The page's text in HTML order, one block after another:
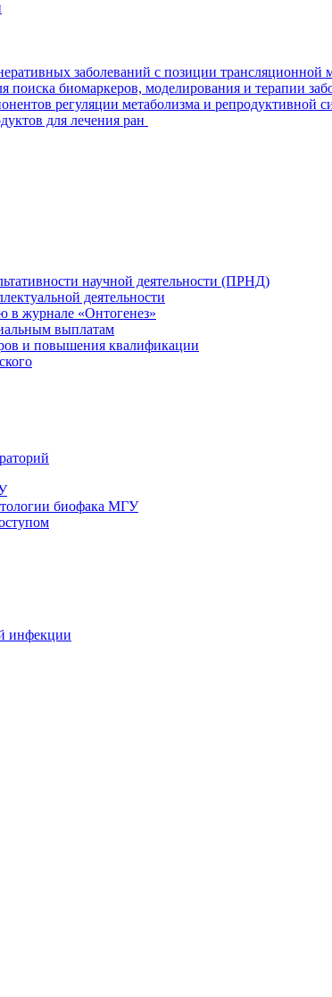
заболеваний с позиции трансляционной
поиска биомаркеров, моделирования и терапии
регуляции метаболизма и репродуктивной
для лечения ран
научной деятельности (ПРНД)
деятельности
в журнале «Онтогенез»
выплатам
и повышения квалификации
биофака МГУ
инфекции